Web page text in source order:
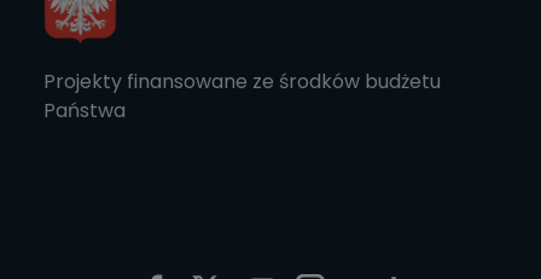
Projekty finansowane ze środków budżetu
Państwa